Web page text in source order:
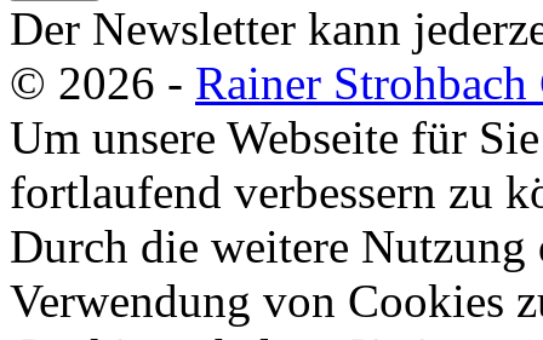
Der Newsletter kann
© 2026 - Rainer
Um unsere Webseite für
fortlaufend verbessern zu
Durch die weitere Nutzung
Verwendung von Cookies